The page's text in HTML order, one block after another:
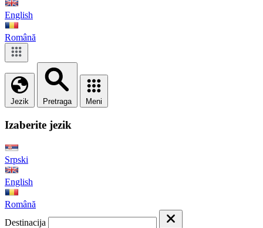
English
Română
Jezik Pretraga Meni
Izaberite jezik
Srpski
English
Română
Destinacija